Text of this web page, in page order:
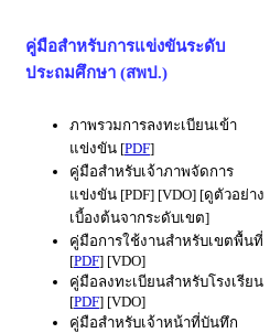
คู่มือสำหรับการแข่งขันระดับ
ประถมศึกษา (สพป.)
ภาพรวมการลงทะเบียนเข้า
แข่งขัน [PDF]
คู่มือสำหรับเจ้าภาพจัดการ
แข่งขัน [PDF] [VDO] [ดูตัวอย่าง
เบี้องต้นจากระดับเขต]
คู่มือการใช้งานสำหรับเขตพื้นที่
[PDF] [VDO]
คู่มือลงทะเบียนสำหรับโรงเรียน
[PDF] [VDO]
คู่มือสำหรับเจ้าหน้าที่บันทึก